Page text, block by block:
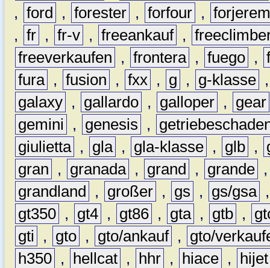
, ford , forester , forfour ,
, fr , fr-v , freeankauf ,
freeverkaufen
, frontera , fuego ,
fura , fusion , fxx , g , g-klasse
galaxy , gallardo , galloper ,
gear
gemini
, genesis ,
giulietta , gla , gla-klasse , glb ,
gran
, granada , grand , grande
grandland
, großer , gs , gs/gsa
gt350 , gt4 , gt86 , gta , gtb ,
gti
, gto , gto/ankauf ,
gto/
h350 , hellcat , hhr , hiace ,
hijet